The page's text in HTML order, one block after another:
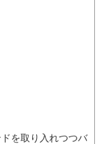
を取り入れつつバ